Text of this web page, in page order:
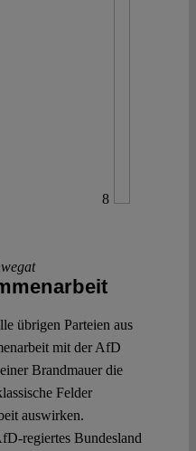
8
übrigen Parteien aus
mit der AfD
Brandmauer die
Felder
auswirken.
regiertes Bundesland